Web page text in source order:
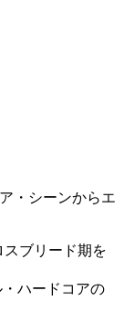
・シーンからエ
スブリード期を
ハードコアの